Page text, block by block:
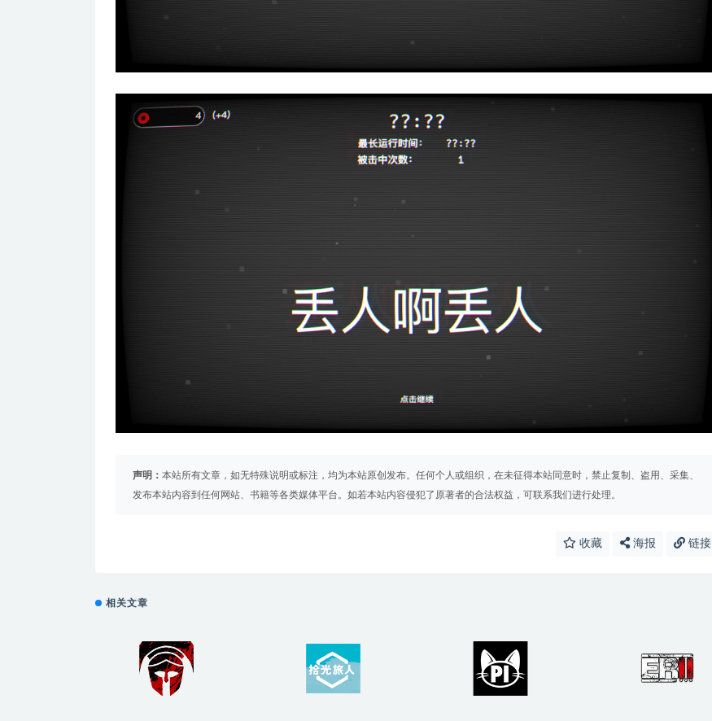
声明： 本站所有文章，如无特殊说明或标注，均为本站原创发布。任何个人或组织，在未征得本站同意时，禁止复制、盗用、采集、
发布本站内容到任何网站、书籍等各类媒体平台。如若本站内容侵犯了原著者的合法权益，可联系我们进行处理。
收藏 海报 链接
相关文章